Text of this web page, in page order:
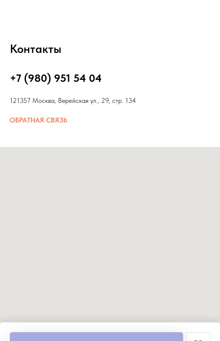
Контакты
+7 (980) 951 54 04
121357 Москва, Верейская ул., 29, стр. 134
ОБРАТНАЯ СВЯЗЬ